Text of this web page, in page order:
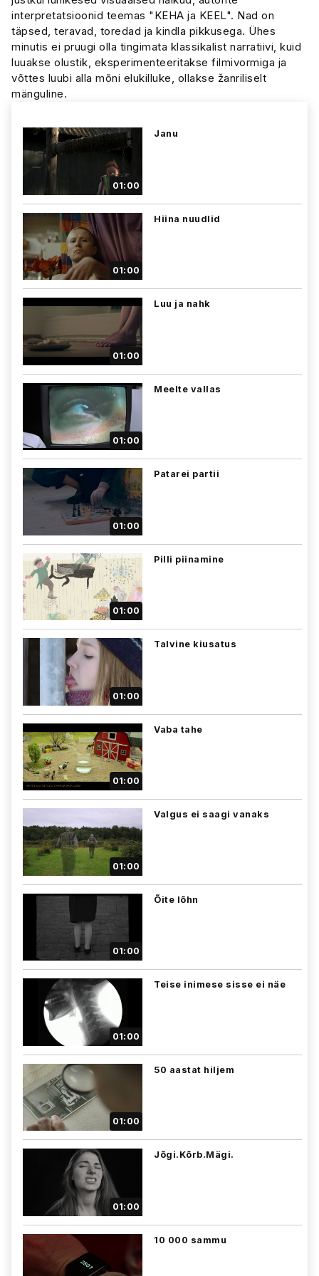
interpretatsioonid teemas "KEHA ja KEEL". Nad on
täpsed, teravad, toredad ja kindla pikkusega. Ühes
minutis ei pruugi olla tingimata klassikalist narratiivi, kuid
luuakse olustik, eksperimenteeritakse filmivormiga ja
võttes luubi alla mõni elukilluke, ollakse žanriliselt
mänguline.
01:00
Janu
01:00
Hiina nuudlid
01:00
Luu ja nahk
01:00
Meelte vallas
01:00
Patarei partii
01:00
Pilli piinamine
01:00
Talvine kiusatus
01:00
Vaba tahe
01:00
Valgus ei saagi vanaks
01:00
Õite lõhn
01:00
Teise inimese sisse ei näe
01:00
50 aastat hiljem
01:00
Jõgi.Kõrb.Mägi.
10 000 sammu